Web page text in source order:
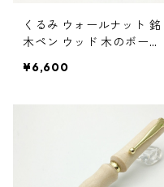
くるみ ウォールナット 銘
木ペン ウッド 木のボール
03
¥6,600